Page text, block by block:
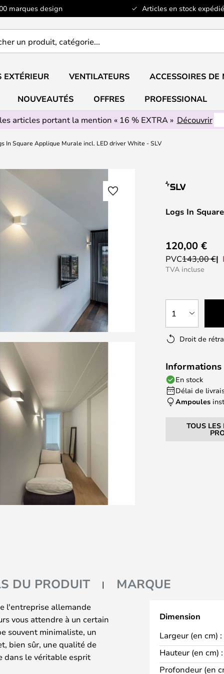
marques design Articles en stock
EXTÉRIEUR VENTILATEURS ACCESSOIRES DE
NOUVEAUTÉS OFFRES
PROFESSIONAL
articles portant la mention « 16 % EXTRA » Découvrir
In Square Applique Murale incl. LED driver White - SLV
Logs In
120,00 €
PVC143,00 €
TVA incluse
1
Droit de
En stock
Délai de
Ampoules
TOUS
DU PRODUIT MARQUE
l'entreprise allemande
vous attendre à un certain
souvent minimaliste, un
bien sûr, une qualité de
dans le véritable esprit
Dimension
Largeur (en cm) :
Hauteur (en cm) :
Profondeur (en